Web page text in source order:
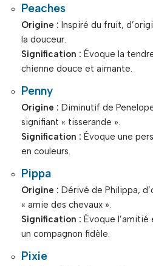
Peaches
Origine : Inspiré du fruit,
la douceur.
Signification : Évoque la
chienne douce et aimante.
Penny
Origine : Diminutif de
signifiant « tisserande ».
Signification : Évoque une
en couleurs.
Pippa
Origine : Dérivé de Philippa,
« amie des chevaux ».
Signification : Évoque
un compagnon fidèle.
Pixie